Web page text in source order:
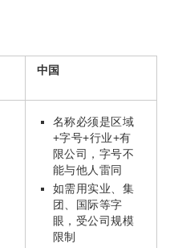
中国
名称必须是区域
+字号+行业+有
限公司，字号不
能与他人雷同
如需用实业、集
团、国际等字
眼，受公司规模
限制